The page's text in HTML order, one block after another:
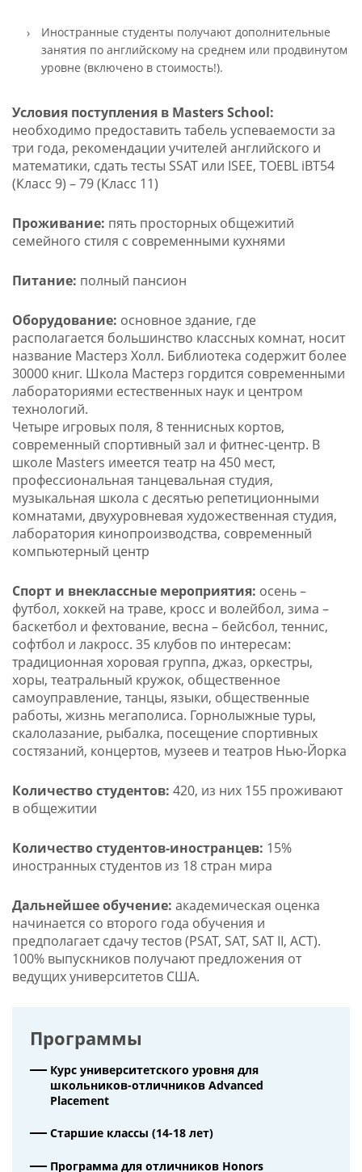
Иностранные студенты получают дополнительные
занятия по английскому на среднем или продвинутом
уровне (включено в стоимость!).
Условия поступления в Masters School:
необходимо предоставить табель успеваемости за
три года, рекомендации учителей английского и
математики, сдать тесты SSAT или ISEE, TOEBL iBT54
(Класс 9) – 79 (Класс 11)
Проживание: пять просторных общежитий
семейного стиля с современными кухнями
Питание: полный пансион
Оборудование: основное здание, где
располагается большинство классных комнат, носит
название Мастерз Холл. Библиотека содержит более
30000 книг. Школа Мастерз гордится современными
лабораториями естественных наук и центром
технологий.
Четыре игровых поля, 8 теннисных кортов,
современный спортивный зал и фитнес-центр. В
школе Masters имеется театр на 450 мест,
профессиональная танцевальная студия,
музыкальная школа с десятью репетиционными
комнатами, двухуровневая художественная студия,
лаборатория кинопроизводства, современный
компьютерный центр
Спорт и внеклассные мероприятия: осень –
футбол, хоккей на траве, кросс и волейбол, зима –
баскетбол и фехтование, весна – бейсбол, теннис,
софтбол и лакросс. 35 клубов по интересам:
традиционная хоровая группа, джаз, оркестры,
хоры, театральный кружок, общественное
самоуправление, танцы, языки, общественные
работы, жизнь мегаполиса. Горнолыжные туры,
скалолазание, рыбалка, посещение спортивных
состязаний, концертов, музеев и театров Нью-Йорка
Количество студентов: 420, из них 155 проживают
в общежитии
Количество студентов-иностранцев: 15%
иностранных студентов из 18 стран мира
Дальнейшее обучение: академическая оценка
начинается со второго года обучения и
предполагает сдачу тестов (PSAT, SAT, SAT II, ACT).
100% выпускников получают предложения от
ведущих университетов США.
Программы
Курс университетского уровня для
школьников-отличников Advanced
Placement
Старшие классы (14-18 лет)
Программа для отличников Honors